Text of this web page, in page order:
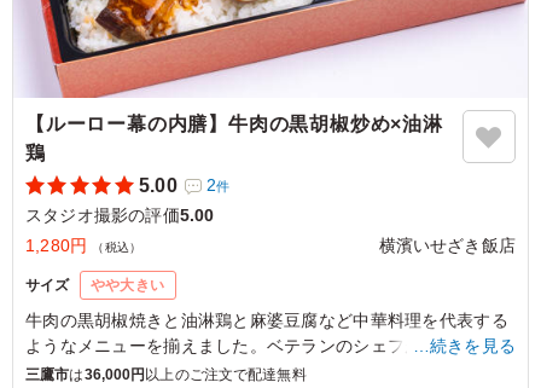
【ルーロー幕の内膳】牛肉の黒胡椒炒め×油淋
鶏
5.00
2件
スタジオ撮影の評価5.00
1,280円
（税込） 横濱いせざき飯店
サイズ やや大きい
牛肉の黒胡椒焼きと油淋鶏と麻婆豆腐など中華料理を代表する
ようなメニューを揃えました。ベテランのシェフが腕を振るっ
た絶品中華をお楽しみください。
…続きを見る
三鷹市は36,000円 以上のご注文で配達無料